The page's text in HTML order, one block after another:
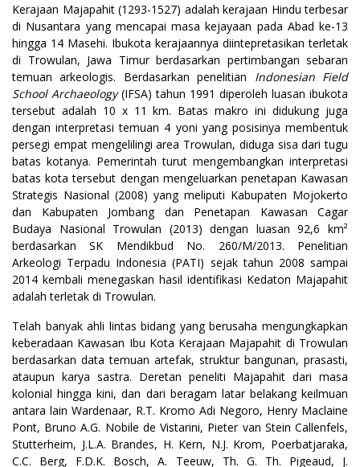
Kerajaan Majapahit (1293-1527) adalah kerajaan Hindu terbesar
di Nusantara yang mencapai masa kejayaan pada Abad ke-13
hingga 14 Masehi. Ibukota kerajaannya diintepretasikan terletak
di Trowulan, Jawa Timur berdasarkan pertimbangan sebaran
temuan arkeologis. Berdasarkan penelitian Indonesian Field
School Archaeology(IFSA) tahun 1991 diperoleh luasan ibukota
tersebut adalah 10 x 11 km. Batas makro ini didukung juga
dengan interpretasi temuan 4 yoni yang posisinya membentuk
persegi empat mengelilingi area Trowulan, diduga sisa dari tugu
batas kotanya. Pemerintah turut mengembangkan interpretasi
batas kota tersebut dengan mengeluarkan penetapan Kawasan
Strategis Nasional (2008) yang meliputi Kabupaten Mojokerto
dan Kabupaten Jombang dan Penetapan Kawasan Cagar
Budaya Nasional Trowulan (2013) dengan luasan 92,6 km²
berdasarkan SK Mendikbud No. 260/M/2013. Penelitian
Arkeologi Terpadu Indonesia (PATI) sejak tahun 2008 sampai
2014 kembali menegaskan hasil identifikasi Kedaton Majapahit
adalah terletak di Trowulan.
Telah banyak ahli lintas bidang yang berusaha mengungkapkan
keberadaan Kawasan Ibu Kota Kerajaan Majapahit di Trowulan
berdasarkan data temuan artefak, struktur bangunan, prasasti,
ataupun karya sastra. Deretan peneliti Majapahit dari masa
kolonial hingga kini, dan dari beragam latar belakang keilmuan
antara lain Wardenaar, R.T. Kromo Adi Negoro, Henry Maclaine
Pont, Bruno A.G. Nobile de Vistarini, Pieter van Stein Callenfels,
Stutterheim, J.L.A. Brandes, H. Kern, N.J. Krom, Poerbatjaraka,
C.C. Berg, F.D.K. Bosch, A. Teeuw, Th. G. Th. Pigeaud, J.